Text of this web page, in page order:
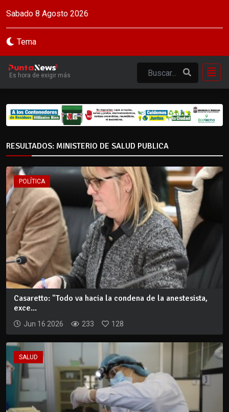
Sabado 8 Agosto 2026
Tema
Es hora de exigir más
RESULTADOS: MINISTERIO DE SALUD PUBLICA
POLÍTICA
Casaretto: "Todo va hacia la condena de la anestesista,
exce...
Jun 16 2026 233 128
SALUD